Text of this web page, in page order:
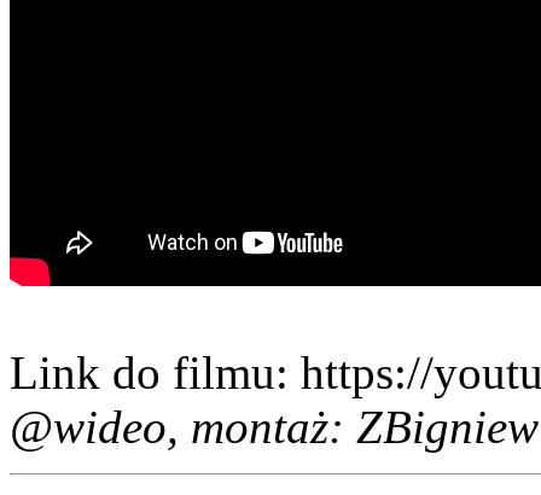
Link do filmu: https://
@wideo, montaż: